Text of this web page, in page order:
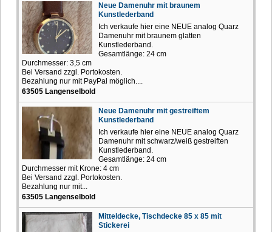
Neue Damenuhr mit braunem
Kunstlederband
Ich verkaufe hier eine NEUE analog Quarz
Damenuhr mit braunem glatten
Kunstlederband.
Gesamtlänge: 24 cm
Durchmesser: 3,5 cm
Bei Versand zzgl. Portokosten.
Bezahlung nur mit PayPal möglich....
63505 Langenselbold
Neue Damenuhr mit gestreiftem
Kunstlederband
Ich verkaufe hier eine NEUE analog Quarz
Damenuhr mit schwarz/weiß gestreiften
Kunstlederband.
Gesamtlänge: 24 cm
Durchmesser mit Krone: 4 cm
Bei Versand zzgl. Portokosten.
Bezahlung nur mit...
63505 Langenselbold
Mitteldecke, Tischdecke 85 x 85 mit
Stickerei